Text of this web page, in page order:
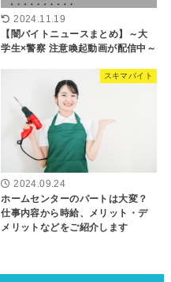
2024.11.19
【闇バイトニュースまとめ】～大
学生×警察 注意喚起動画が配信中～
スキマバイト
2024.09.24
ホームセンターのパートは大変？
仕事内容から時給、メリット・デ
メリットなどをご紹介します